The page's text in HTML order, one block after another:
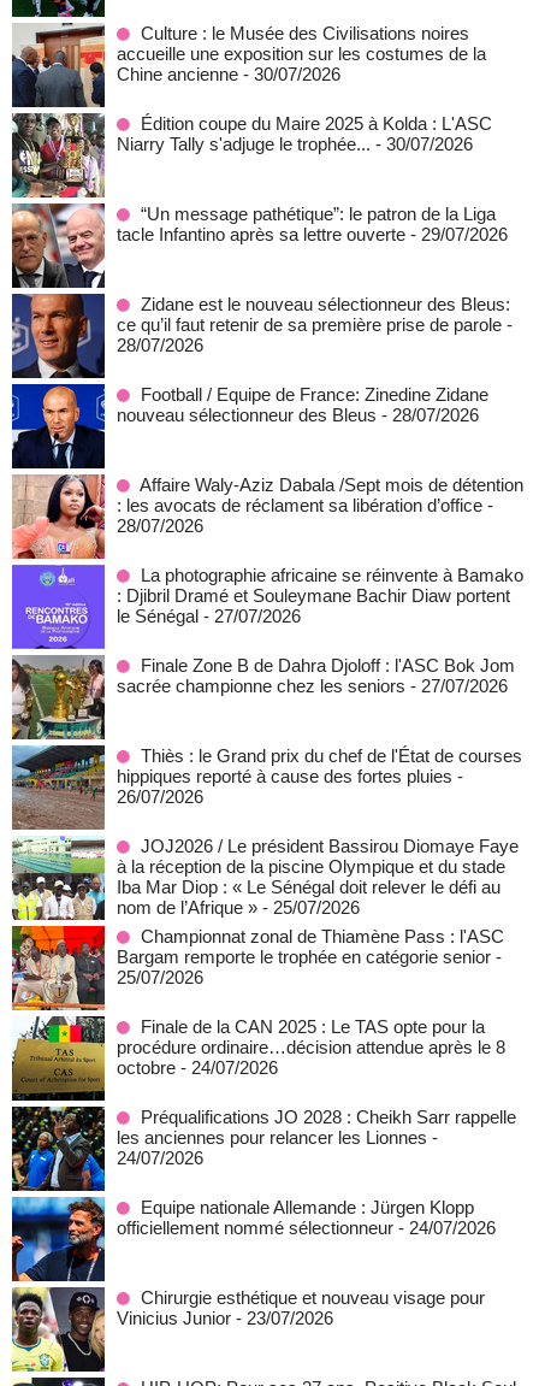
Culture : le Musée des Civilisations noires
accueille une exposition sur les costumes de la
Chine ancienne - 30/07/2026
Édition coupe du Maire 2025 à Kolda : L'ASC
Niarry Tally s'adjuge le trophée... - 30/07/2026
“Un message pathétique”: le patron de la Liga
tacle Infantino après sa lettre ouverte - 29/07/2026
Zidane est le nouveau sélectionneur des Bleus:
ce qu’il faut retenir de sa première prise de parole -
28/07/2026
Football / Equipe de France: Zinedine Zidane
nouveau sélectionneur des Bleus - 28/07/2026
Affaire Waly-Aziz Dabala /Sept mois de détention
: les avocats de réclament sa libération d’office -
28/07/2026
La photographie africaine se réinvente à Bamako
: Djibril Dramé et Souleymane Bachir Diaw portent
le Sénégal - 27/07/2026
Finale Zone B de Dahra Djoloff : l'ASC Bok Jom
sacrée championne chez les seniors - 27/07/2026
Thiès : le Grand prix du chef de l'État de courses
hippiques reporté à cause des fortes pluies -
26/07/2026
JOJ2026 / Le président Bassirou Diomaye Faye
à la réception de la piscine Olympique et du stade
Iba Mar Diop : « Le Sénégal doit relever le défi au
nom de l’Afrique » - 25/07/2026
Championnat zonal de Thiamène Pass : l'ASC
Bargam remporte le trophée en catégorie senior -
25/07/2026
Finale de la CAN 2025 : Le TAS opte pour la
procédure ordinaire…décision attendue après le 8
octobre - 24/07/2026
Préqualifications JO 2028 : Cheikh Sarr rappelle
les anciennes pour relancer les Lionnes -
24/07/2026
Equipe nationale Allemande : Jürgen Klopp
officiellement nommé sélectionneur - 24/07/2026
Chirurgie esthétique et nouveau visage pour
Vinicius Junior - 23/07/2026